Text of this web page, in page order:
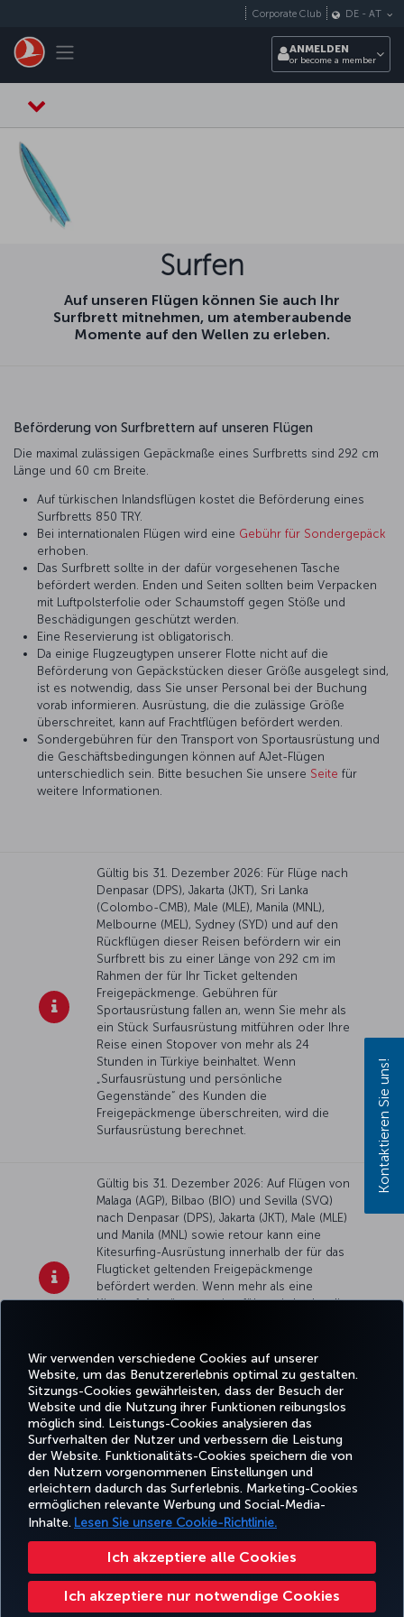
Wir verwenden verschiedene Cookies auf unserer
Website, um das Benutzererlebnis optimal zu gestalten.
Sitzungs-Cookies gewährleisten, dass der Besuch der
Website und die Nutzung ihrer Funktionen reibungslos
möglich sind. Leistungs-Cookies analysieren das
Surfverhalten der Nutzer und verbessern die Leistung
der Website. Funktionalitäts-Cookies speichern die von
den Nutzern vorgenommenen Einstellungen und
erleichtern dadurch das Surferlebnis. Marketing-Cookies
ermöglichen relevante Werbung und Social-Media-
Inhalte. Lesen Sie unsere Cookie-Richtlinie.
Ich akzeptiere alle Cookies
Ich akzeptiere nur notwendige Cookies
Toggle navigation
Corporate Club DE - AT
ANMELDEN
or become a member
Surfen
Auf unseren Flügen können Sie auch Ihr
Surfbrett mitnehmen, um atemberaubende
Momente auf den Wellen zu erleben.
Beförderung von Surfbrettern auf unseren Flügen
Die maximal zulässigen Gepäckmaße eines Surfbretts sind 292 cm
Länge und 60 cm Breite.
Auf türkischen Inlandsflügen kostet die Beförderung eines
Surfbretts 850 TRY.
Bei internationalen Flügen wird eine Gebühr für Sondergepäck
erhoben.
Das Surfbrett sollte in der dafür vorgesehenen Tasche
befördert werden. Enden und Seiten sollten beim Verpacken
mit Luftpolsterfolie oder Schaumstoff gegen Stöße und
Beschädigungen geschützt werden.
Eine Reservierung ist obligatorisch.
Da einige Flugzeugtypen unserer Flotte nicht auf die
Beförderung von Gepäckstücken dieser Größe ausgelegt sind,
ist es notwendig, dass Sie unser Personal bei der Buchung
vorab informieren. Ausrüstung, die die zulässige Größe
überschreitet, kann auf Frachtflügen befördert werden.
Sondergebühren für den Transport von Sportausrüstung und
die Geschäftsbedingungen können auf AJet-Flügen
unterschiedlich sein. Bitte besuchen Sie unsere Seite für
weitere Informationen.
Gültig bis 31. Dezember 2026: Für Flüge nach
Denpasar (DPS), Jakarta (JKT), Sri Lanka
(Colombo-CMB), Male (MLE), Manila (MNL),
Melbourne (MEL), Sydney (SYD) und auf den
Rückflügen dieser Reisen befördern wir ein
Surfbrett bis zu einer Länge von 292 cm im
Rahmen der für Ihr Ticket geltenden
Freigepäckmenge. Gebühren für
Sportausrüstung fallen an, wenn Sie mehr als
ein Stück Surfausrüstung mitführen oder Ihre
Reise einen Stopover von mehr als 24
Stunden in Türkiye beinhaltet. Wenn
„Surfausrüstung und persönliche
Gegenstände“ des Kunden die
Freigepäckmenge überschreiten, wird die
Surfausrüstung berechnet.
Gültig bis 31. Dezember 2026: Auf Flügen von
Malaga (AGP), Bilbao (BIO) und Sevilla (SVQ)
nach Denpasar (DPS), Jakarta (JKT), Male (MLE)
und Manila (MNL) sowie retour kann eine
Kitesurfing-Ausrüstung innerhalb der für das
Flugticket geltenden Freigepäckmenge
befördert werden. Wenn mehr als eine
Kitesurf-Ausrüstung mitgeführt wird oder die
zusätzlicheGebühren für Sportausrüstung
an.
Facebook
TwitterInstagram
YouTubeLinkedIn
TikTokBlog
BUCHEN
UND
VERWALTEN
ERLEBNIS
ANGEBOTE
UND
REISEZIELE
HILFE
TURKISH
AIRLINES
HOLIDAYS
Fluggastrechte Cookie-Einstellungen ändern Rechte betroffener Personen in der EU
43 0810-222 849
Kontaktieren Sie uns!